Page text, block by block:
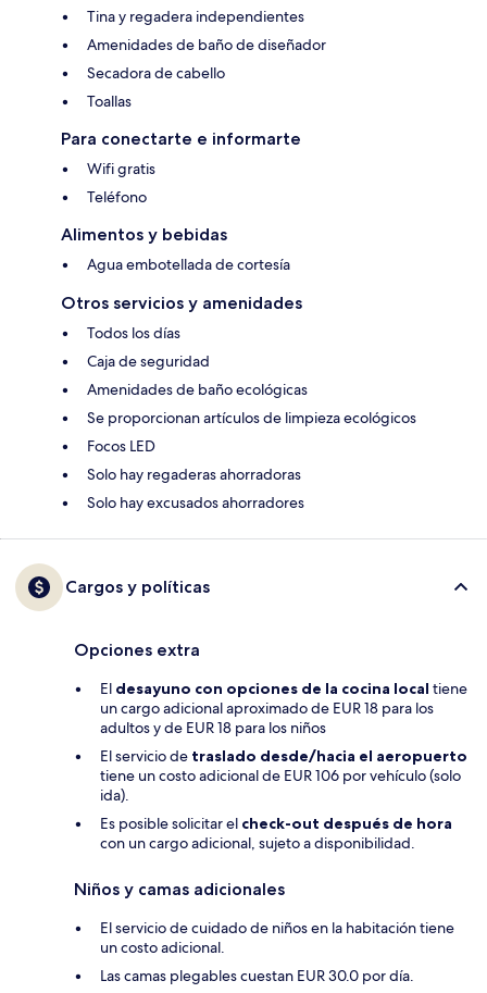
Tina y regadera independientes
Amenidades de baño de diseñador
Secadora de cabello
Toallas
Para conectarte e informarte
Wifi gratis
Teléfono
Alimentos y bebidas
Agua embotellada de cortesía
Otros servicios y amenidades
Todos los días
Caja de seguridad
Amenidades de baño ecológicas
Se proporcionan artículos de limpieza ecológicos
Focos LED
Solo hay regaderas ahorradoras
Solo hay excusados ahorradores
Cargos y políticas
Opciones extra
El desayuno con opciones de la cocina local tiene
un cargo adicional aproximado de EUR 18 para los
adultos y de EUR 18 para los niños
El servicio de traslado desde/hacia el aeropuerto
tiene un costo adicional de EUR 106 por vehículo (solo
ida).
Es posible solicitar el check-out después de hora
con un cargo adicional, sujeto a disponibilidad.
Niños y camas adicionales
El servicio de cuidado de niños en la habitación tiene
un costo adicional.
Las camas plegables cuestan EUR 30.0 por día.